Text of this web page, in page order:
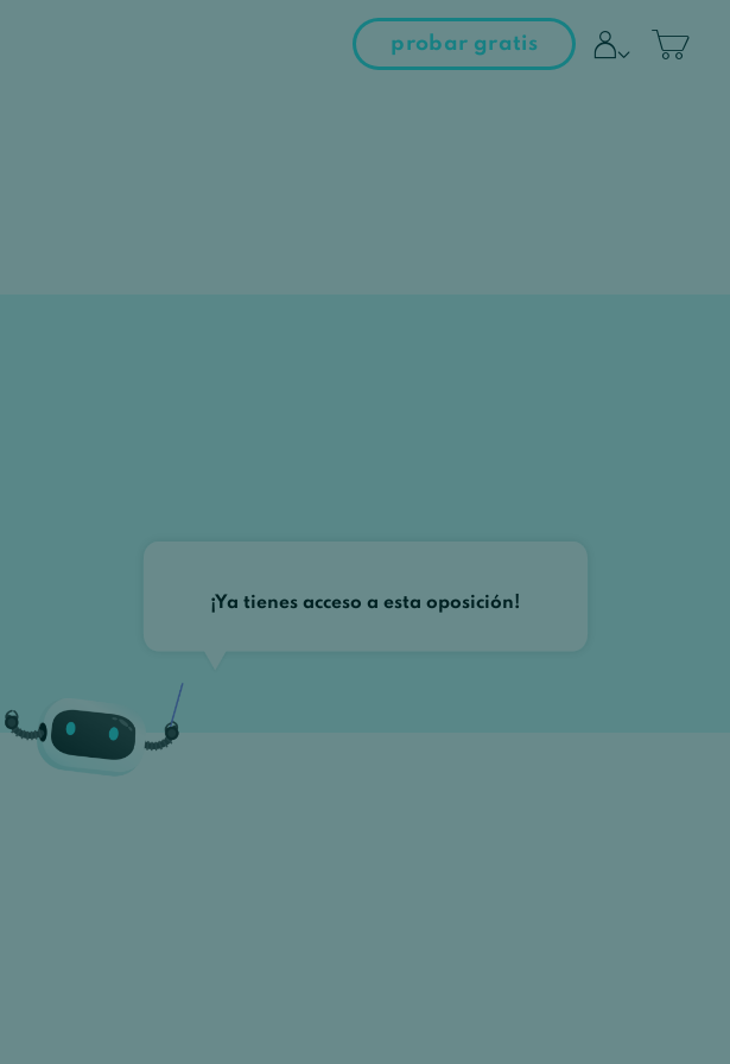
probar gratis
¡Ya tienes acceso a esta oposición!